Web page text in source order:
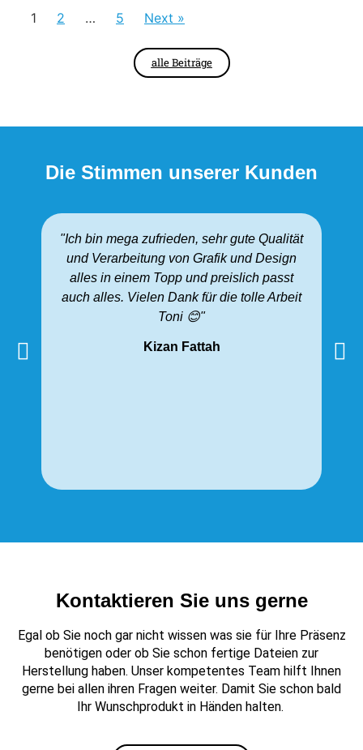
1 2 … 5 Next »
alle Beiträge
Die Stimmen unserer Kunden
"Ich bin mega zufrieden, sehr gute Qualität
und Verarbeitung von Grafik und Design
alles in einem Topp und preislich passt
auch alles. Vielen Dank für die tolle Arbeit
Toni 😊"
Kizan Fattah
Kontaktieren Sie uns gerne
Egal ob Sie noch gar nicht wissen was sie für Ihre Präsenz
benötigen oder ob Sie schon fertige Dateien zur
Herstellung haben. Unser kompetentes Team hilft Ihnen
gerne bei allen ihren Fragen weiter. Damit Sie schon bald
Ihr Wunschprodukt in Händen halten.